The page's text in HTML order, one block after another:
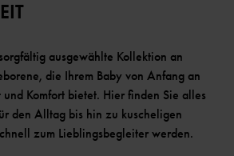
ausgewählte Kollektion an
die Ihrem Baby von Anfang an
Komfort bietet. Hier finden Sie alles
den Alltag bis hin zu kuscheligen
zum Lieblingsbegleiter werden.